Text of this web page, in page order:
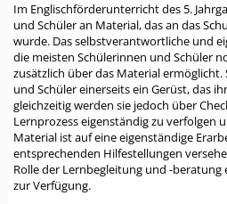
Im Englischförderunterricht des 5.
und Schüler an Material, das an das
wurde. Das selbstverantwortliche und
die meisten Schülerinnen und Schüler
zusätzlich über das Material ermöglicht.
und Schüler einerseits ein Gerüst, das
gleichzeitig werden sie jedoch über
Lernprozess eigenständig zu verfolgen
Material ist auf eine eigenständige
entsprechenden Hilfestellungen
Rolle der Lernbegleitung und -
zur Verfügung.